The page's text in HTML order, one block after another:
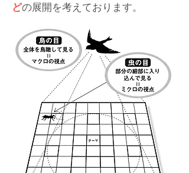
どの展開を考えております。